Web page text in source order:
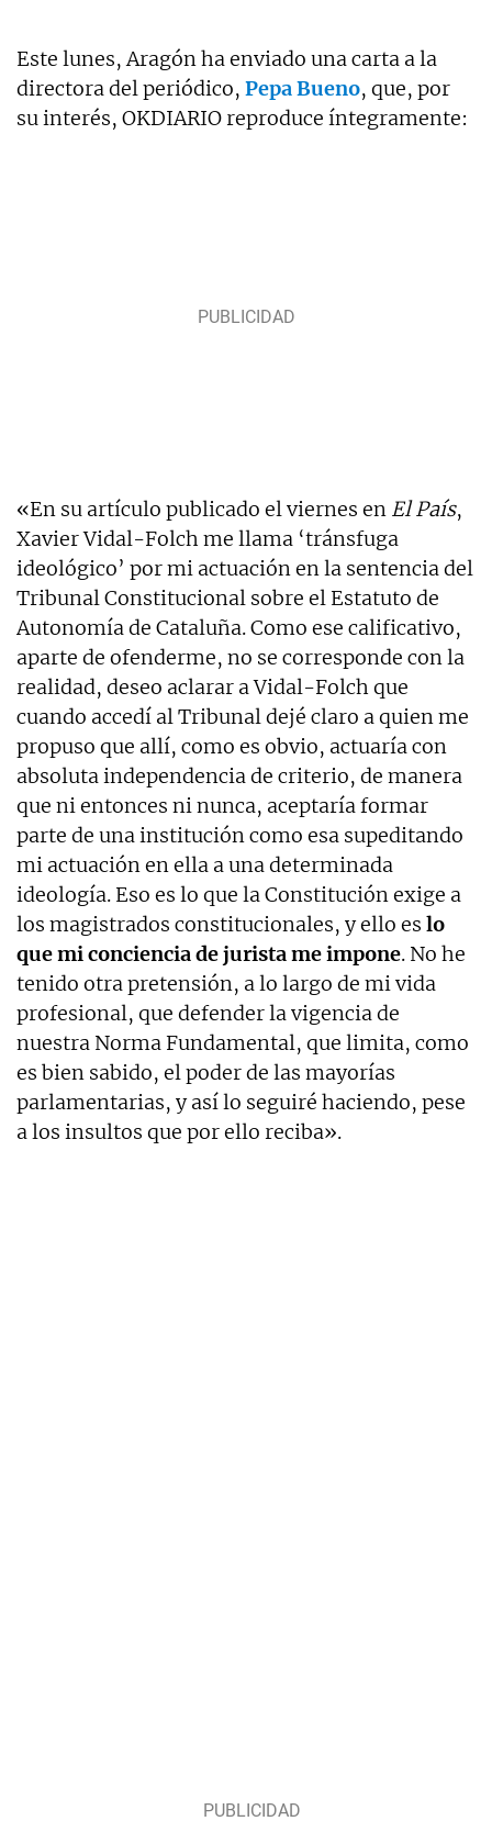
Este lunes, Aragón ha enviado una carta a la
directora del periódico, Pepa Bueno, que, por
su interés, OKDIARIO reproduce íntegramente:
«En su artículo publicado el viernes en El País,
Xavier Vidal-Folch me llama ‘tránsfuga
ideológico’ por mi actuación en la sentencia del
Tribunal Constitucional sobre el Estatuto de
Autonomía de Cataluña. Como ese calificativo,
aparte de ofenderme, no se corresponde con la
realidad, deseo aclarar a Vidal-Folch que
cuando accedí al Tribunal dejé claro a quien me
propuso que allí, como es obvio, actuaría con
absoluta independencia de criterio, de manera
que ni entonces ni nunca, aceptaría formar
parte de una institución como esa supeditando
mi actuación en ella a una determinada
ideología. Eso es lo que la Constitución exige a
los magistrados constitucionales, y ello es lo
que mi conciencia de jurista me impone. No he
tenido otra pretensión, a lo largo de mi vida
profesional, que defender la vigencia de
nuestra Norma Fundamental, que limita, como
es bien sabido, el poder de las mayorías
parlamentarias, y así lo seguiré haciendo, pese
a los insultos que por ello reciba».